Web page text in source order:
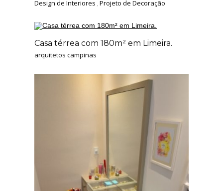
Design de Interiores , Projeto de Decoração
Casa térrea com 180m² em Limeira.
arquitetos campinas